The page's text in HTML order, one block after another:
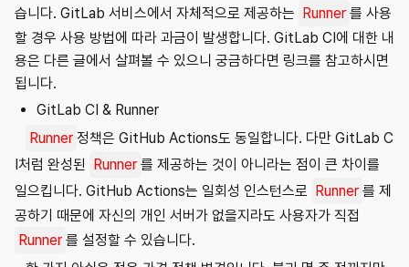
습니다. GitLab 서비스에서 자체적으로 제공하는 Runner 를 사용
할 경우 사용 방법에 따라 과금이 발생합니다. GitLab CI에 대한 내
용은 다른 글에서 살펴볼 수 있으니 궁금하다면 링크를 참고하시면
됩니다.
GitLab CI & Runner
Runner 정책은 GitHub Actions도 동일합니다. 다만 GitLab C
I처럼 완성된
Runner 를 제공하는 것이 아니라는 점이 큰 차이를
일으킵니다. GitHub Actions는 일회성 인스턴스로
Runner 를 제
공하기 때문에 자신의 개인 서버가 없을지라도 사용자가 직접
Runner 를 설정할 수 있습니다.